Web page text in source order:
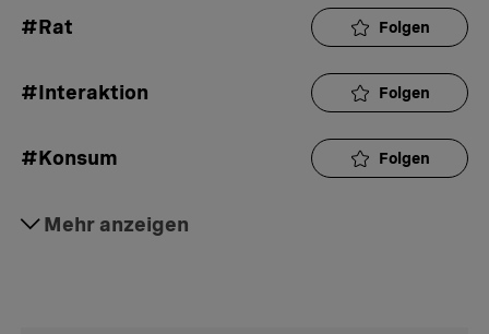
#Rat Folgen
#Interaktion Folgen
#Konsum Folgen
Mehr anzeigen
#Geld